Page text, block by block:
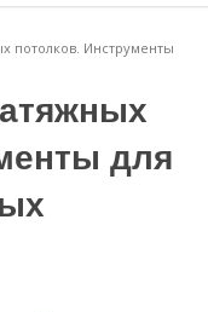
потолков. Инструменты
для